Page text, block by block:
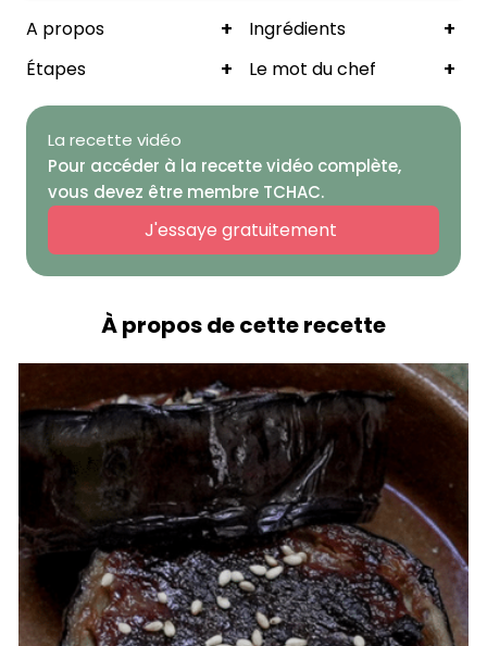
A propos + Ingrédients +
Étapes + Le mot du chef +
La recette vidéo
Pour accéder à la recette vidéo complète,
vous devez être membre TCHAC.
J'essaye gratuitement
À propos de cette recette